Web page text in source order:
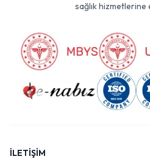
sağlık hizmetlerine
İLETİŞİM